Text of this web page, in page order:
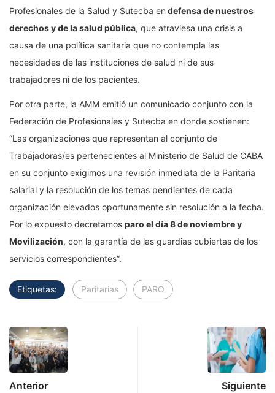
Profesionales de la Salud y Sutecba en defensa de nuestros
derechos y de la salud pública, que atraviesa una crisis a
causa de una política sanitaria que no contempla las
necesidades de las instituciones de salud ni de sus
trabajadores ni de los pacientes.
Por otra parte, la AMM emitió un comunicado conjunto con la
Federación de Profesionales y Sutecba en donde sostienen:
“Las organizaciones que representan al conjunto de
Trabajadoras/es pertenecientes al Ministerio de Salud de CABA
en su conjunto exigimos una revisión inmediata de la Paritaria
salarial y la resolución de los temas pendientes de cada
organización elevados oportunamente sin resolución a la fecha.
Por lo expuesto decretamos paro el día 8 de noviembre y
Movilización, con la garantía de las guardias cubiertas de los
servicios correspondientes”.
Etiquetas: Paritarias PARO
Anterior Siguiente